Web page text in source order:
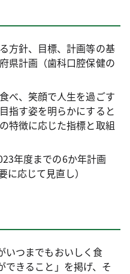
方針、目標、計画等の基
県計画（歯科口腔保健の
べ、笑顔で人生を過ごす
指す姿を明らかにすると
特徴に応じた指標と取組
年度までの6か年計画
に応じて見直し）
いつまでもおいしく食
できること」を掲げ、そ